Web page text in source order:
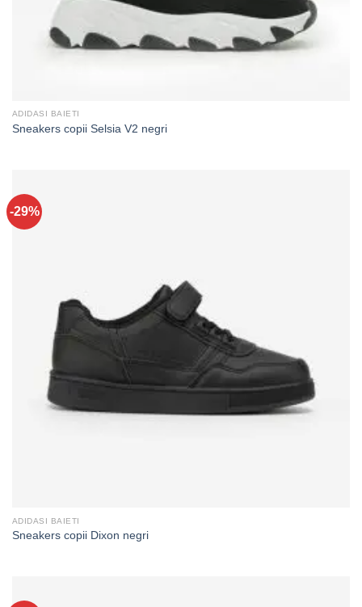
ADIDASI BAIETI
Sneakers copii Selsia V2 negri
-29%
ADIDASI BAIETI
Sneakers copii Dixon negri